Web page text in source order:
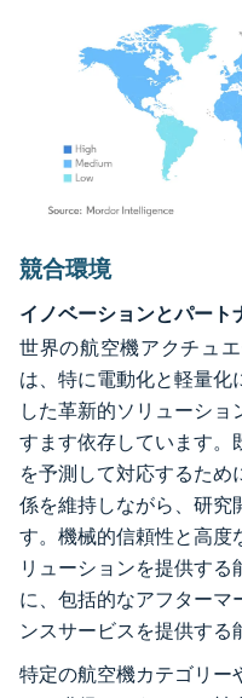
画像 © Mordor Intelligence。再利
競合環境
イノベーションとパート
世界の航空機アクチュ
は、特に電動化と軽量化
した革新的ソリューショ
すます依存しています。
を予測して対応するため
係を維持しながら、研究
す。機械的信頼性と高度
リューションを提供す
に、包括的なアフターマ
ンスサービスを提供する
特定の航空機カテゴリー